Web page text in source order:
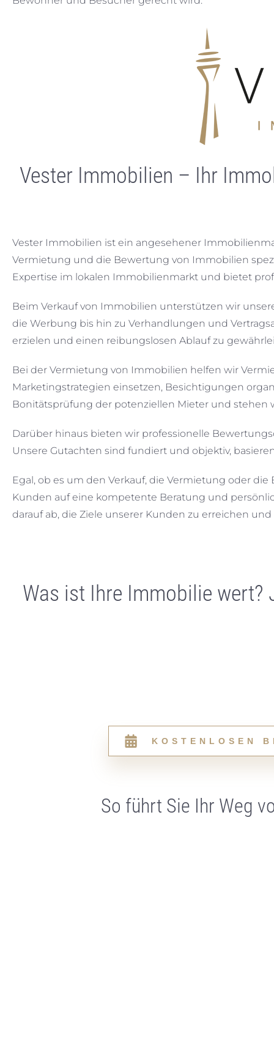
Vester Immobilien – Ihr
Vester Immobilien ist ein angesehener
Vermietung und die Bewertung von Immobilien
Expertise im lokalen Immobilienmarkt und bietet
Beim Verkauf von Immobilien unterstützen wir
die Werbung bis hin zu Verhandlungen und
erzielen und einen reibungslosen Ablauf zu
Bei der Vermietung von Immobilien helfen wir
Marketingstrategien einsetzen, Besichtigungen
Bonitätsprüfung der potenziellen Mieter und stehen
Darüber hinaus bieten wir professionelle
Unsere Gutachten sind fundiert und objektiv,
Egal, ob es um den Verkauf, die Vermietung oder
Kunden auf eine kompetente Beratung und
darauf ab, die Ziele unserer Kunden zu erreichen
Was ist Ihre Immobilie
KOSTENLOSEN
So führt Sie Ihr Weg